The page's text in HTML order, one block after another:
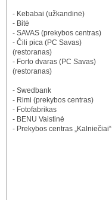
- Kebabai (užkandinė)
- Bitė
- SAVAS (prekybos centras)
- Čili pica (PC Savas)
(restoranas)
- Forto dvaras (PC Savas)
(restoranas)
- Swedbank
- Rimi (prekybos centras)
- Fotofabrikas
- BENU Vaistinė
- Prekybos centras „Kalniečiai“